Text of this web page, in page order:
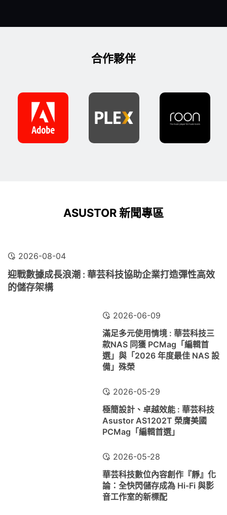
合作夥伴
ASUSTOR 新聞專區
2026-08-04
迎戰數據成長浪潮 : 華芸科技協助企業打造彈性高效
的儲存架構
2026-06-09
滿足多元使用情境 : 華芸科技三
款NAS 同獲 PCMag「編輯首
選」與「2026 年度最佳 NAS 設
備」殊榮
2026-05-29
極簡設計、卓越效能 : 華芸科技
Asustor AS1202T 榮膺美國
PCMag「編輯首選」
2026-05-28
華芸科技數位內容創作『靜』化
論：全快閃儲存成為 Hi-Fi 與影
音工作室的新標配